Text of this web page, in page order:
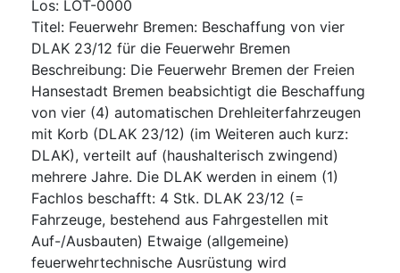
Los: LOT-0000
Titel: Feuerwehr Bremen: Beschaffung von vier
DLAK 23/12 für die Feuerwehr Bremen
Beschreibung: Die Feuerwehr Bremen der Freien
Hansestadt Bremen beabsichtigt die Beschaffung
von vier (4) automatischen Drehleiterfahrzeugen
mit Korb (DLAK 23/12) (im Weiteren auch kurz:
DLAK), verteilt auf (haushalterisch zwingend)
mehrere Jahre. Die DLAK werden in einem (1)
Fachlos beschafft: 4 Stk. DLAK 23/12 (=
Fahrzeuge, bestehend aus Fahrgestellen mit
Auf-/Ausbauten) Etwaige (allgemeine)
feuerwehrtechnische Ausrüstung wird